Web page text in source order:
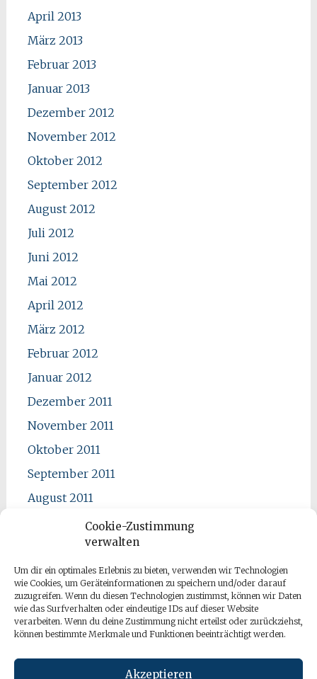
Cookie-Zustimmung
verwalten
Um dir ein optimales Erlebnis zu bieten, verwenden wir Technologien
wie Cookies, um Geräteinformationen zu speichern und/oder darauf
zuzugreifen. Wenn du diesen Technologien zustimmst, können wir Daten
wie das Surfverhalten oder eindeutige IDs auf dieser Website
verarbeiten. Wenn du deine Zustimmung nicht erteilst oder zurückziehst,
können bestimmte Merkmale und Funktionen beeinträchtigt werden.
Akzeptieren
April 2013
März 2013
Februar 2013
Januar 2013
Dezember 2012
November 2012
Oktober 2012
September 2012
August 2012
Juli 2012
Juni 2012
Mai 2012
April 2012
März 2012
Februar 2012
Januar 2012
Dezember 2011
November 2011
Oktober 2011
September 2011
August 2011
Mai 2011
April 2011